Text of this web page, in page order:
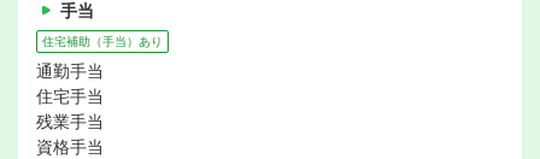
手当
住宅補助（手当）あり
通勤手当
住宅手当
残業手当
資格手当